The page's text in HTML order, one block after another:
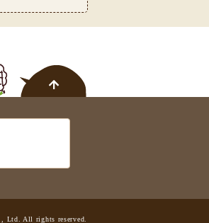
Ltd. All rights reserved.